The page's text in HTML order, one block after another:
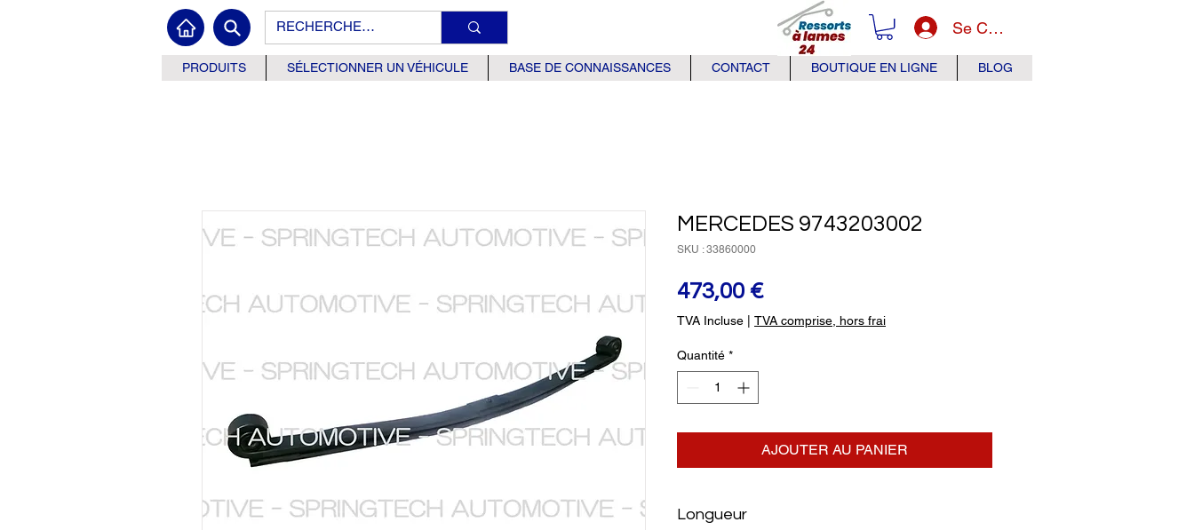
Se Connecter
PRODUITS SÉLECTIONNER UN VÉHICULE BASE DE CONNAISSANCES CONTACT BOUTIQUE EN LIGNE BLOG
MERCEDES 9743203002
SKU : 33860000
473,00 €Prix
TVA Incluse TVA comprise, hors frai
Quantité *
AJOUTER AU PANIER
Longueur